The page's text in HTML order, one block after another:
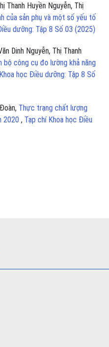
Thanh Huyền Nguyễn, Thị
của sản phụ và một số yếu tố
dưỡng: Tập 8 Số 03 (2025)
Dinh Nguyễn, Thị Thanh
bộ công cụ đo lường khả năng
học Điều dưỡng: Tập 8 Số
Thực trạng chất lượng
2020 , Tạp chí Khoa học Điều